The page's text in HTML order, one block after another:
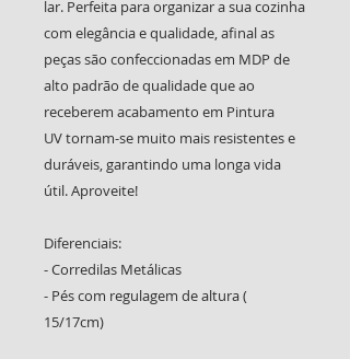
lar. Perfeita para organizar a sua cozinha
com elegância e qualidade, afinal as
peças são confeccionadas em MDP de
alto padrão de qualidade que ao
receberem acabamento em Pintura
UV tornam-se muito mais resistentes e
duráveis, garantindo uma longa vida
útil. Aproveite!
Diferenciais:
- Corredilas Metálicas
- Pés com regulagem de altura (
15/17cm)